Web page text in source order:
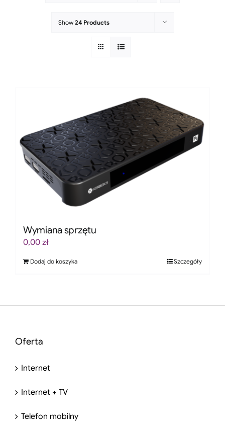
Show 24 Products
Wymiana sprzętu
0,00 zł
Dodaj do koszyka Szczegóły
Oferta
Internet
Internet + TV
Telefon mobilny